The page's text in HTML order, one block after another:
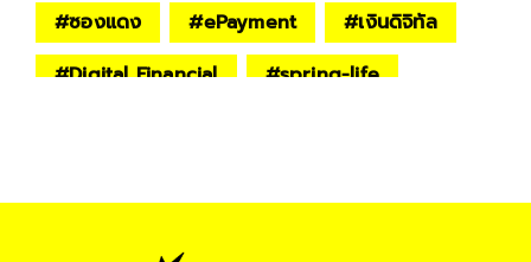
#ซองแดง #ePayment #เงินดิจิทัล
#Digital Financial #spring-life